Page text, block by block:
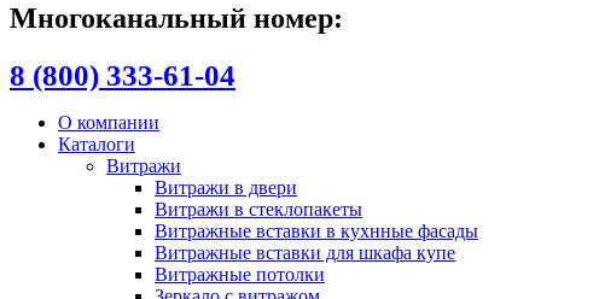
Многоканальный номер:
8 (800) 333-61-04
О компании
Каталоги
Витражи
Витражи в двери
Витражи в стеклопакеты
Витражные вставки в кухнные фасады
Витражные вставки для шкафа купе
Витражные потолки